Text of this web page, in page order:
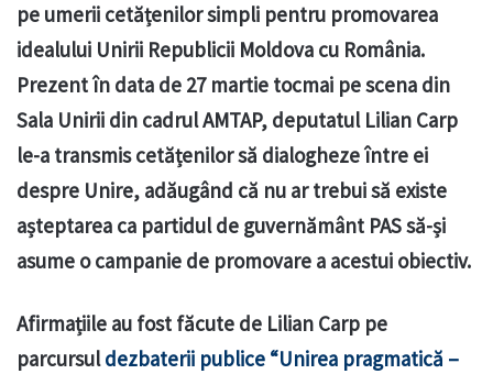
pe umerii cetățenilor simpli pentru promovarea
idealului Unirii Republicii Moldova cu România.
Prezent în data de 27 martie tocmai pe scena din
Sala Unirii din cadrul AMTAP, deputatul Lilian Carp
le-a transmis cetățenilor să dialogheze între ei
despre Unire, adăugând că nu ar trebui să existe
așteptarea ca partidul de guvernământ PAS să-și
asume o campanie de promovare a acestui obiectiv.
Afirmațiile au fost făcute de Lilian Carp pe
parcursuldezbaterii publice “Unirea pragmatică –